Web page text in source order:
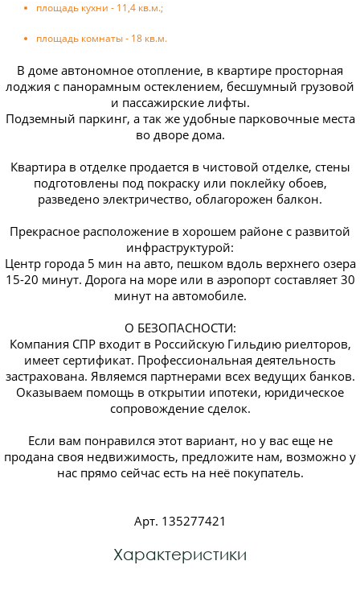
площадь кухни - 11,4 кв.м.;
площадь комнаты - 18 кв.м.
В доме автономное отопление, в квартире просторная
лоджия с панорамным остеклением, бесшумный грузовой
и пассажирские лифты.
Подземный паркинг, а так же удобные парковочные места
во дворе дома.
Квартира в отделке продается в чистовой отделке, стены
подготовлены под покраску или поклейку обоев,
разведено электричество, облагорожен балкон.
Прекрасное расположение в хорошем районе с развитой
инфраструктурой:
Центр города 5 мин на авто, пешком вдоль верхнего озера
15-20 минут. Дорога на море или в аэропорт составляет 30
минут на автомобиле.
О БЕЗОПАСНОСТИ:
Компания СПР входит в Российскую Гильдию риелторов,
имеет сертификат. Профессиональная деятельность
застрахована. Являемся партнерами всех ведущих банков.
Оказываем помощь в открытии ипотеки, юридическое
сопровождение сделок.
Если вам понравился этот вариант, но у вас еще не
продана своя недвижимость, предложите нам, возможно у
нас прямо сейчас есть на неё покупатель.
Арт. 135277421
Характеристики